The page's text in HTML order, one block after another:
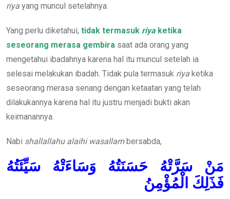
riya yang muncul setelahnya.
Yang perlu diketahui, tidak termasuk riyaketika
seseorang merasa gembira saat ada orang yang
mengetahui ibadahnya karena hal itu muncul setelah ia
selesai melakukan ibadah. Tidak pula termasuk riya ketika
seseorang merasa senang dengan ketaatan yang telah
dilakukannya karena hal itu justru menjadi bukti akan
keimanannya.
Nabi shallallahu alaihi wasallambersabda,
مَنْ سَرَّتْهُ حَسَنَتُهُ وَسَاءَتْهُ سَيِّئَتُهُ
فَذَلِكَ الْمُؤْمِنُ